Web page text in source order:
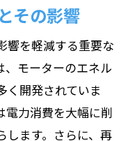
その影響
響を軽減する重要な
、モーターのエネル
く開発されていま
電力消費を大幅に削
します。さらに、再